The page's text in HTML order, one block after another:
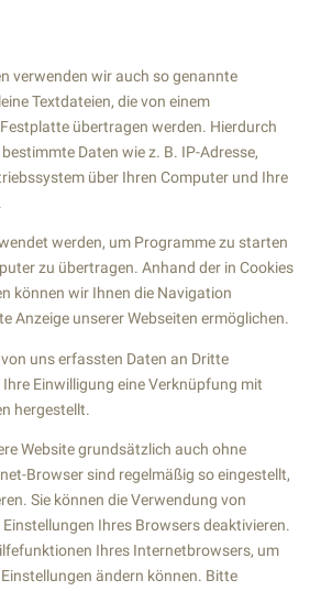
verwenden wir auch so genannte
Textdateien, die von einem
übertragen werden. Hierdurch
Daten wie z. B. IP-Adresse,
über Ihren Computer und Ihre
werden, um Programme zu starten
zu übertragen. Anhand der in Cookies
können wir Ihnen die Navigation
Anzeige unserer Webseiten ermöglichen.
uns erfassten Daten an Dritte
Einwilligung eine Verknüpfung mit
hergestellt.
Website grundsätzlich auch ohne
Browser sind regelmäßig so eingestellt,
Sie können die Verwendung von
Ihres Browsers deaktivieren.
Ihres Internetbrowsers, um
ändern können. Bitte